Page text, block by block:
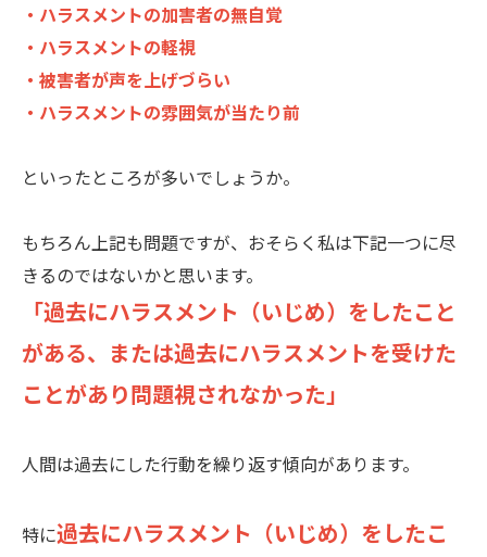
・ハラスメントの加害者の無自覚
・ハラスメントの軽視
・被害者が声を上げづらい
・ハラスメントの雰囲気が当たり前
といったところが多いでしょうか。
もちろん上記も問題ですが、おそらく私は下記一つに尽
きるのではないかと思います。
「過去にハラスメント（いじめ）をしたこと
がある、または過去にハラスメントを受けた
ことがあり問題視されなかった」
人間は過去にした行動を繰り返す傾向があります。
特に過去にハラスメント（いじめ）をしたこ